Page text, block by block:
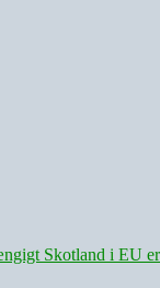
Skotland i EU